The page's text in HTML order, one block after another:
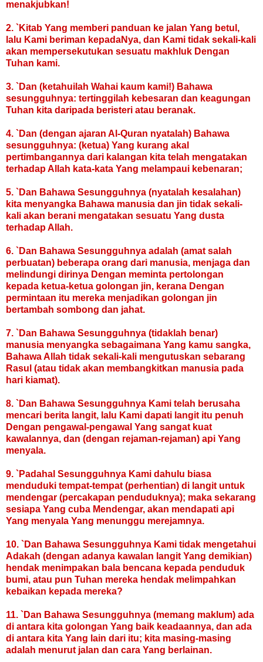
menakjubkan!
2. `Kitab Yang memberi panduan ke jalan Yang betul,
lalu Kami beriman kepadaNya, dan Kami tidak sekali-kali
akan mempersekutukan sesuatu makhluk Dengan
Tuhan kami.
3. `Dan (ketahuilah Wahai kaum kami!) Bahawa
sesungguhnya: tertinggilah kebesaran dan keagungan
Tuhan kita daripada beristeri atau beranak.
4. `Dan (dengan ajaran Al-Quran nyatalah) Bahawa
sesungguhnya: (ketua) Yang kurang akal
pertimbangannya dari kalangan kita telah mengatakan
terhadap Allah kata-kata Yang melampaui kebenaran;
5. `Dan Bahawa Sesungguhnya (nyatalah kesalahan)
kita menyangka Bahawa manusia dan jin tidak sekali-
kali akan berani mengatakan sesuatu Yang dusta
terhadap Allah.
6. `Dan Bahawa Sesungguhnya adalah (amat salah
perbuatan) beberapa orang dari manusia, menjaga dan
melindungi dirinya Dengan meminta pertolongan
kepada ketua-ketua golongan jin, kerana Dengan
permintaan itu mereka menjadikan golongan jin
bertambah sombong dan jahat.
7. `Dan Bahawa Sesungguhnya (tidaklah benar)
manusia menyangka sebagaimana Yang kamu sangka,
Bahawa Allah tidak sekali-kali mengutuskan sebarang
Rasul (atau tidak akan membangkitkan manusia pada
hari kiamat).
8. `Dan Bahawa Sesungguhnya Kami telah berusaha
mencari berita langit, lalu Kami dapati langit itu penuh
Dengan pengawal-pengawal Yang sangat kuat
kawalannya, dan (dengan rejaman-rejaman) api Yang
menyala.
9. `Padahal Sesungguhnya Kami dahulu biasa
menduduki tempat-tempat (perhentian) di langit untuk
mendengar (percakapan penduduknya); maka sekarang
sesiapa Yang cuba Mendengar, akan mendapati api
Yang menyala Yang menunggu merejamnya.
10. `Dan Bahawa Sesungguhnya Kami tidak mengetahui
Adakah (dengan adanya kawalan langit Yang demikian)
hendak menimpakan bala bencana kepada penduduk
bumi, atau pun Tuhan mereka hendak melimpahkan
kebaikan kepada mereka?
11. `Dan Bahawa Sesungguhnya (memang maklum) ada
di antara kita golongan Yang baik keadaannya, dan ada
di antara kita Yang lain dari itu; kita masing-masing
adalah menurut jalan dan cara Yang berlainan.